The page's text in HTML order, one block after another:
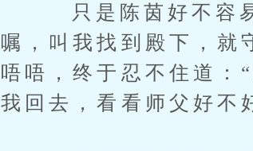
只是陈茵好不容易
嘱，叫我找到殿下，
唔唔，终于忍不住道
我回去，看看师父好不